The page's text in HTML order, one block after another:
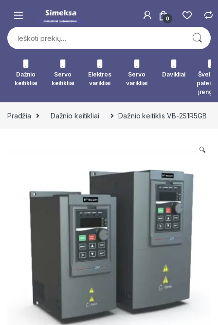
0
Ieškoti:
Dažnio
keitikliai
Servo
keitikliai
Elektros
varikliai
Servo
varikliai
Davikliai
Pradžia Dažnio keitikliai Dažnio keitiklis VB-2S1R5GB
🔍